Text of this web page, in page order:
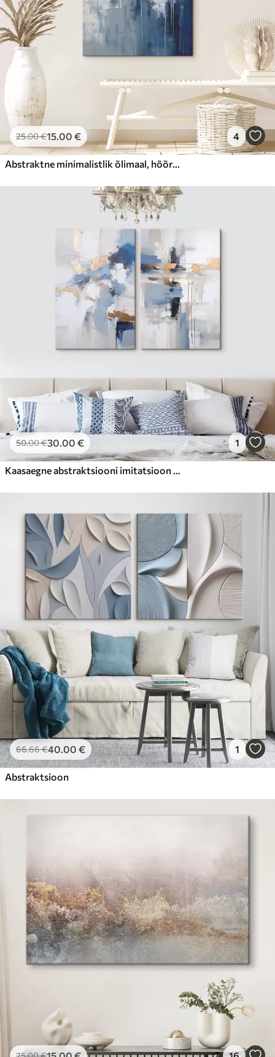
25.00€15.00 € 4
Abstraktne minimalistlik õlimaal, hõõrutud, geomeetriline, peits, sinine ja valge värv
50.00€30.00 € 1
Kaasaegne abstraktsiooni imitatsioon maali
66.66€40.00 € 1
Abstraktsioon